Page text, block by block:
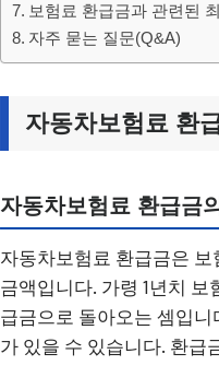
보험료 환급금과 관련된
자주 묻는 질문(Q&A)
자동차보험료 환
자동차보험료 환급금
자동차보험료 환급금은
금액입니다. 가령 1년치
급금으로 돌아오는 셈입
가 있을 수 있습니다. 환급